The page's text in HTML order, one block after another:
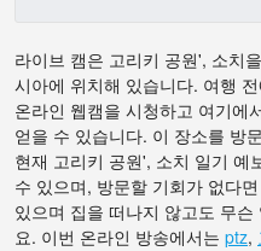
라이브 캠은 고리키 공원', 소치
시아에 위치해 있습니다. 여행
온라인 웹캠을 시청하고 여기에
얻을 수 있습니다. 이 장소를 방
현재 고리키 공원', 소치 일기 예
수 있으며, 방문할 기회가 없다
있으며 집을 떠나지 않고도 무
요. 이번 온라인 방송에서는 ptz,